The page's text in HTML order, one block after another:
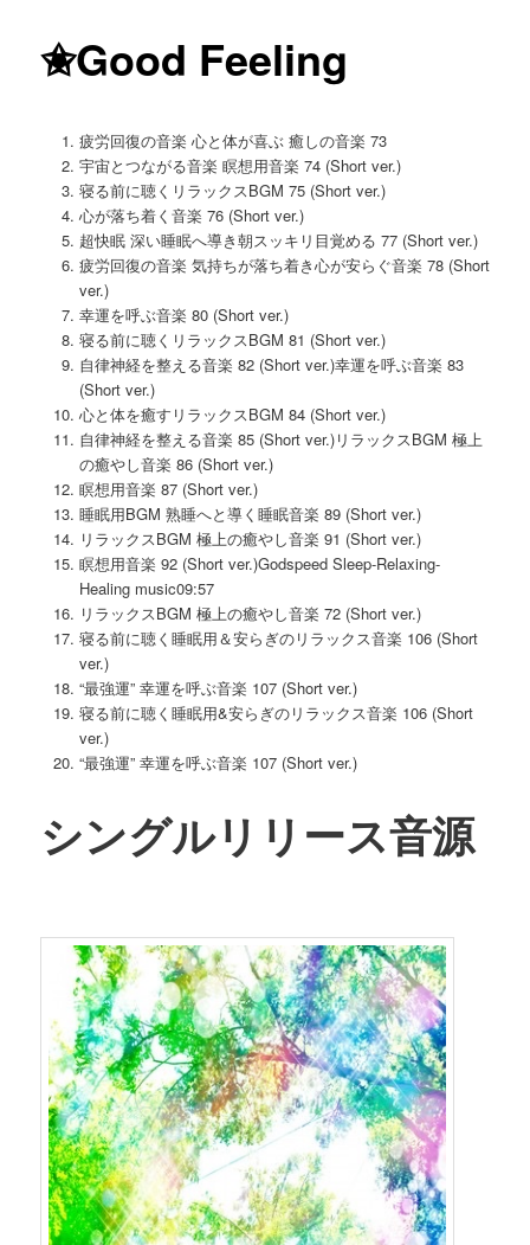
✬Good Feeling
疲労回復の音楽 心と体が喜ぶ 癒しの音楽 73
宇宙とつながる音楽 瞑想用音楽 74 (Short ver.)
寝る前に聴くリラックスBGM 75 (Short ver.)
心が落ち着く音楽 76 (Short ver.)
超快眠 深い睡眠へ導き朝スッキリ目覚める 77 (Short ver.)
疲労回復の音楽 気持ちが落ち着き心が安らぐ音楽 78 (Short
ver.)
幸運を呼ぶ音楽 80 (Short ver.)
寝る前に聴くリラックスBGM 81 (Short ver.)
自律神経を整える音楽 82 (Short ver.)幸運を呼ぶ音楽 83
(Short ver.)
心と体を癒すリラックスBGM 84 (Short ver.)
自律神経を整える音楽 85 (Short ver.)リラックスBGM 極上
の癒やし音楽 86 (Short ver.)
瞑想用音楽 87 (Short ver.)
睡眠用BGM 熟睡へと導く睡眠音楽 89 (Short ver.)
リラックスBGM 極上の癒やし音楽 91 (Short ver.)
瞑想用音楽 92 (Short ver.)Godspeed Sleep-Relaxing-
Healing music09:57
リラックスBGM 極上の癒やし音楽 72 (Short ver.)
寝る前に聴く睡眠用＆安らぎのリラックス音楽 106 (Short
ver.)
“最強運” 幸運を呼ぶ音楽 107 (Short ver.)
寝る前に聴く睡眠用&安らぎのリラックス音楽 106 (Short
ver.)
“最強運” 幸運を呼ぶ音楽 107 (Short ver.)
シングルリリース音源